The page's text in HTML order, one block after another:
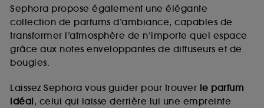
Sephora propose également une élégante
collection de parfums d’ambiance, capables de
transformer l’atmosphère de n’importe quel espace
grâce aux notes enveloppantes de diffuseurs et de
bougies.
Laissez Sephora vous guider pour trouver le parfum
idéal, celui qui laisse derrière lui une empreinte
de vous plaire via des publicités, y compris sur des
sites tiers et sur les réseaux sociaux, sur la base
des pages que vous avez consultées, de votre
navigation, et de l'historique de vos interactions.
d’en améliorer la performance.